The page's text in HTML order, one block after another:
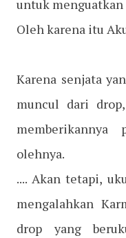
untuk menguatkan
Oleh karena itu
Karena senjata
muncul dari
olehnya.
.... Akan tetapi,
mengalahkan
drop yang